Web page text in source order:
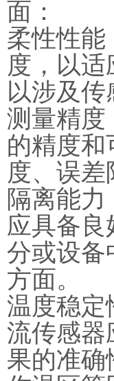
面：
柔性性能
度，以
以涉及
测量精度
的精度
度、误
隔离能
应具备
分或设备
方面。
温度稳定
流传感器
果的准确